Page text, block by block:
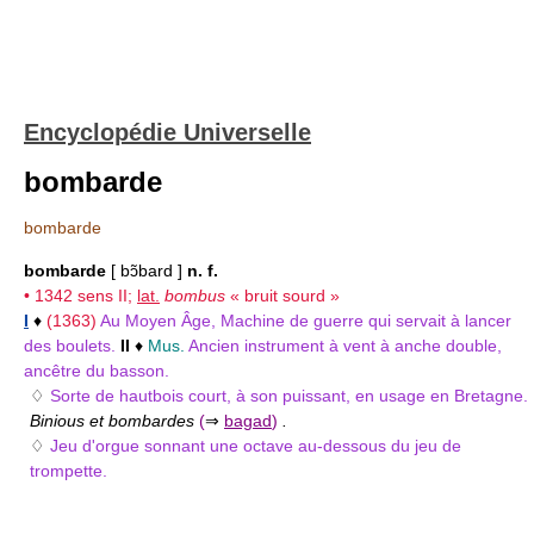
Encyclopédie Universelle
bombarde
bombarde
bombarde [ bɔ̃bard ] n. f.
• 1342 sens II; lat. bombus « bruit sourd »
I ♦ (1363) Au Moyen Âge, Machine de guerre qui servait à lancer
des boulets. II ♦ Mus. Ancien instrument à vent à anche double,
ancêtre du basson.
♢ Sorte de hautbois court, à son puissant, en usage en Bretagne.
Binious et bombardes (⇒ bagad)
♢ Jeu d'orgue sonnant une octave au-dessous du jeu de
trompette.